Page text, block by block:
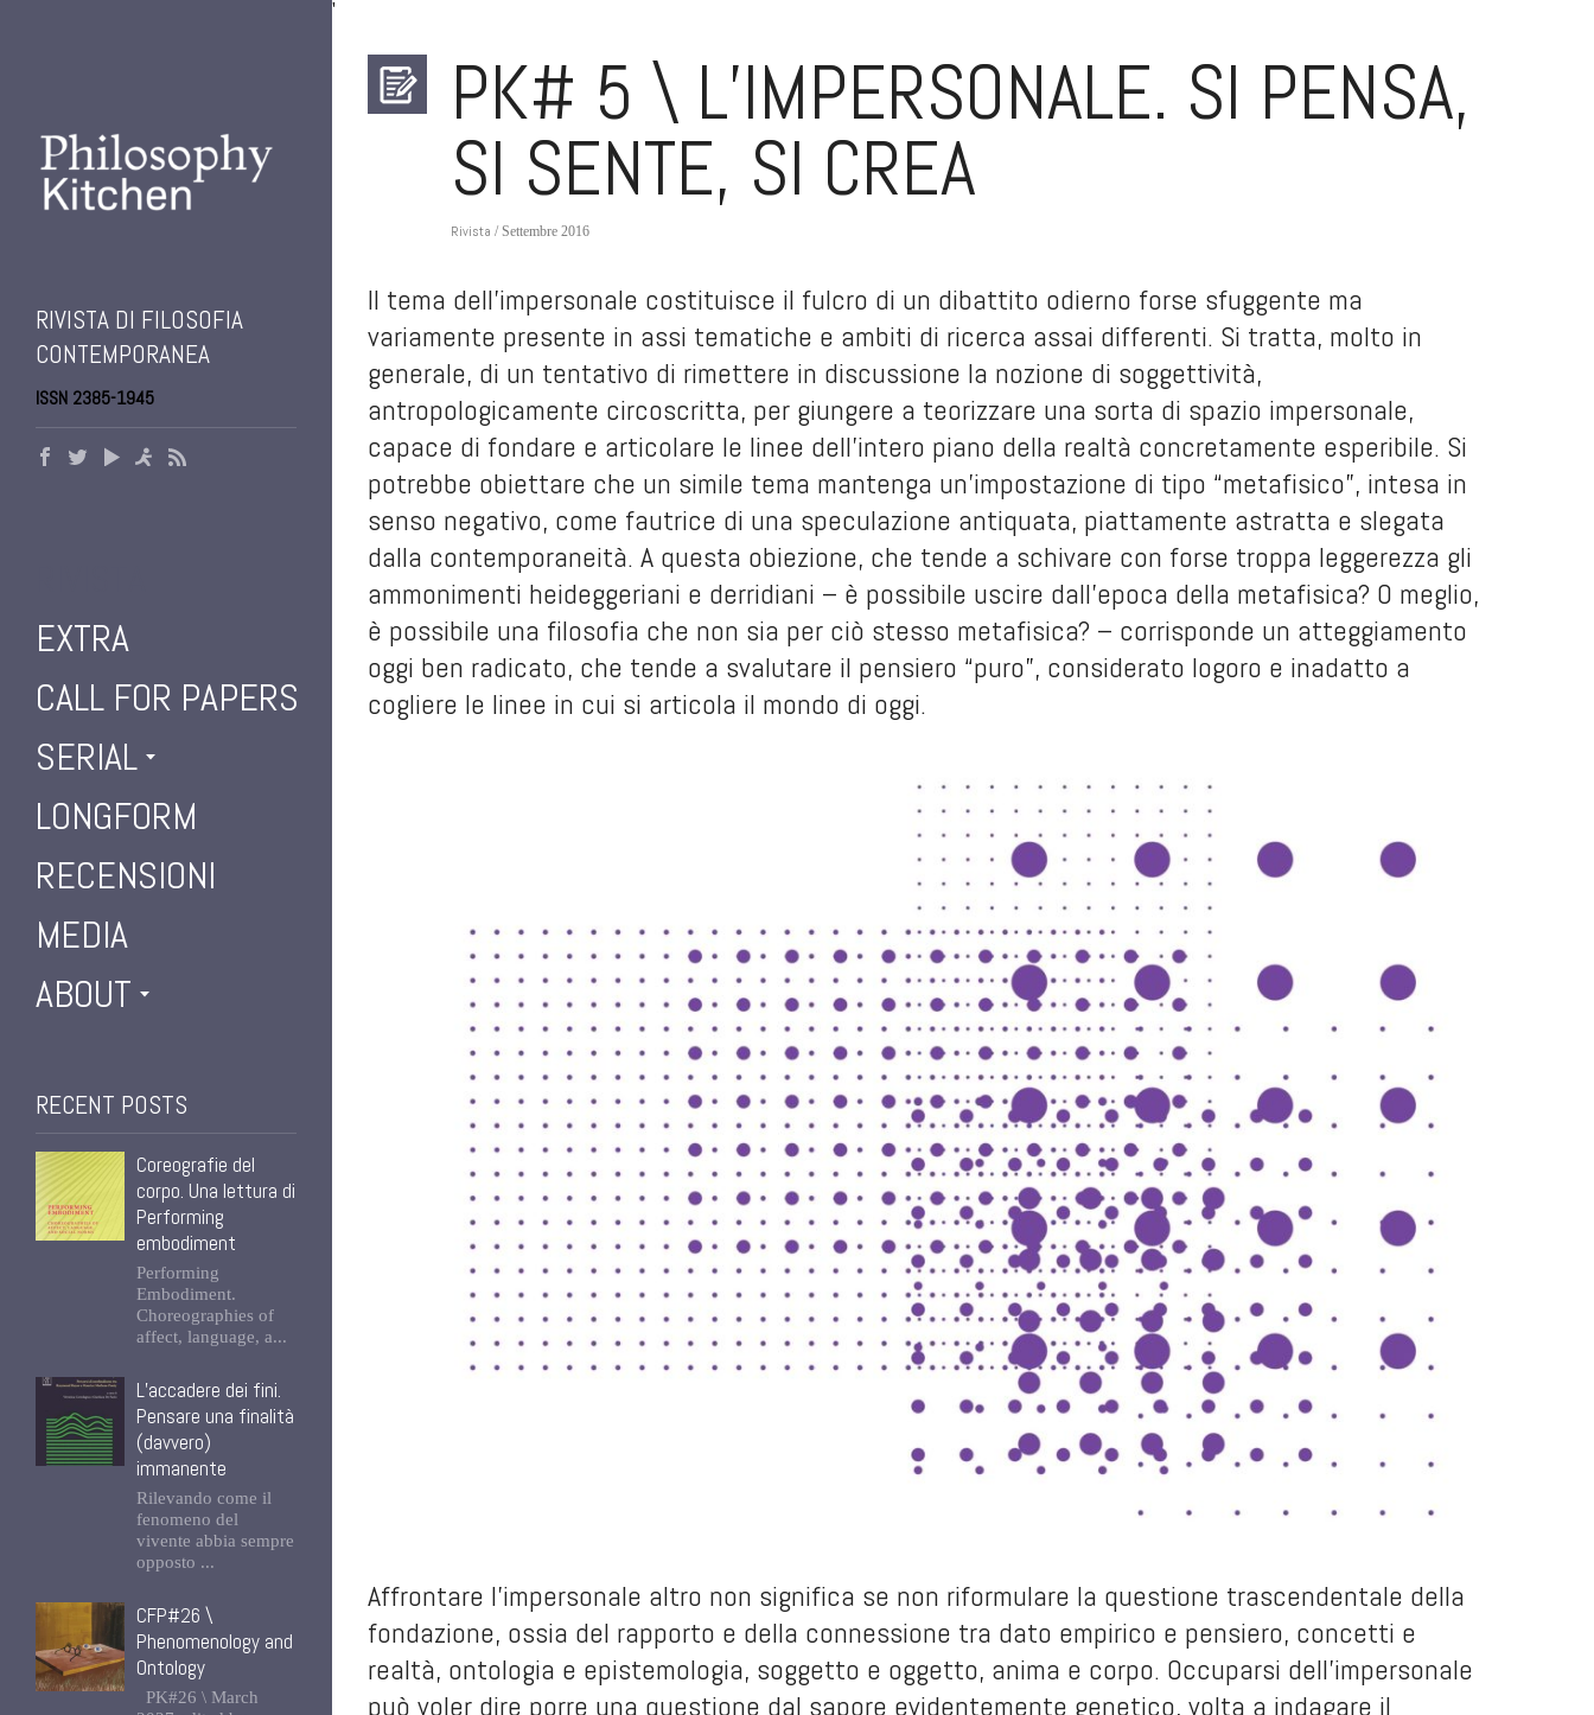
'
RIVISTA DI FILOSOFIA
CONTEMPORANEA
ISSN 2385-1945
EXTRA
CALL FOR PAPERS
SERIAL
LONGFORM
RECENSIONI
MEDIA
ABOUT
RECENT POSTS
Coreografie del
corpo. Una lettura di
Performing
embodiment
Performing
Embodiment.
Choreographies of
affect, language, a...
L’accadere dei fini.
Pensare una finalità
(davvero)
immanente
Rilevando come il
fenomeno del
vivente abbia sempre
opposto ...
CFP#26 \
Phenomenology and
Ontology
PK#26 \ March
PK# 5 \ L’IMPERSONALE. SI PENSA,
SI SENTE, SI CREA
Rivista / Settembre 2016
Il tema dell’impersonale costituisce il fulcro di un dibattito odierno forse sfuggente ma
variamente presente in assi tematiche e ambiti di ricerca assai differenti. Si tratta, molto in
generale, di un tentativo di rimettere in discussione la nozione di soggettività,
antropologicamente circoscritta, per giungere a teorizzare una sorta di spazio impersonale,
capace di fondare e articolare le linee dell’intero piano della realtà concretamente esperibile. Si
potrebbe obiettare che un simile tema mantenga un’impostazione di tipo “metafisico”, intesa in
senso negativo, come fautrice di una speculazione antiquata, piattamente astratta e slegata
dalla contemporaneità. A questa obiezione, che tende a schivare con forse troppa leggerezza gli
ammonimenti heideggeriani e derridiani – è possibile uscire dall’epoca della metafisica? O meglio,
è possibile una filosofia che non sia per ciò stesso metafisica? – corrisponde un atteggiamento
oggi ben radicato, che tende a svalutare il pensiero “puro”, considerato logoro e inadatto a
cogliere le linee in cui si articola il mondo di oggi.
Affrontare l’impersonale altro non significa se non riformulare la questione trascendentale della
fondazione, ossia del rapporto e della connessione tra dato empirico e pensiero, concetti e
realtà, ontologia e epistemologia, soggetto e oggetto, anima e corpo. Occuparsi dell’impersonale
può voler dire porre una questione dal sapore evidentemente genetico, volta a indagare il